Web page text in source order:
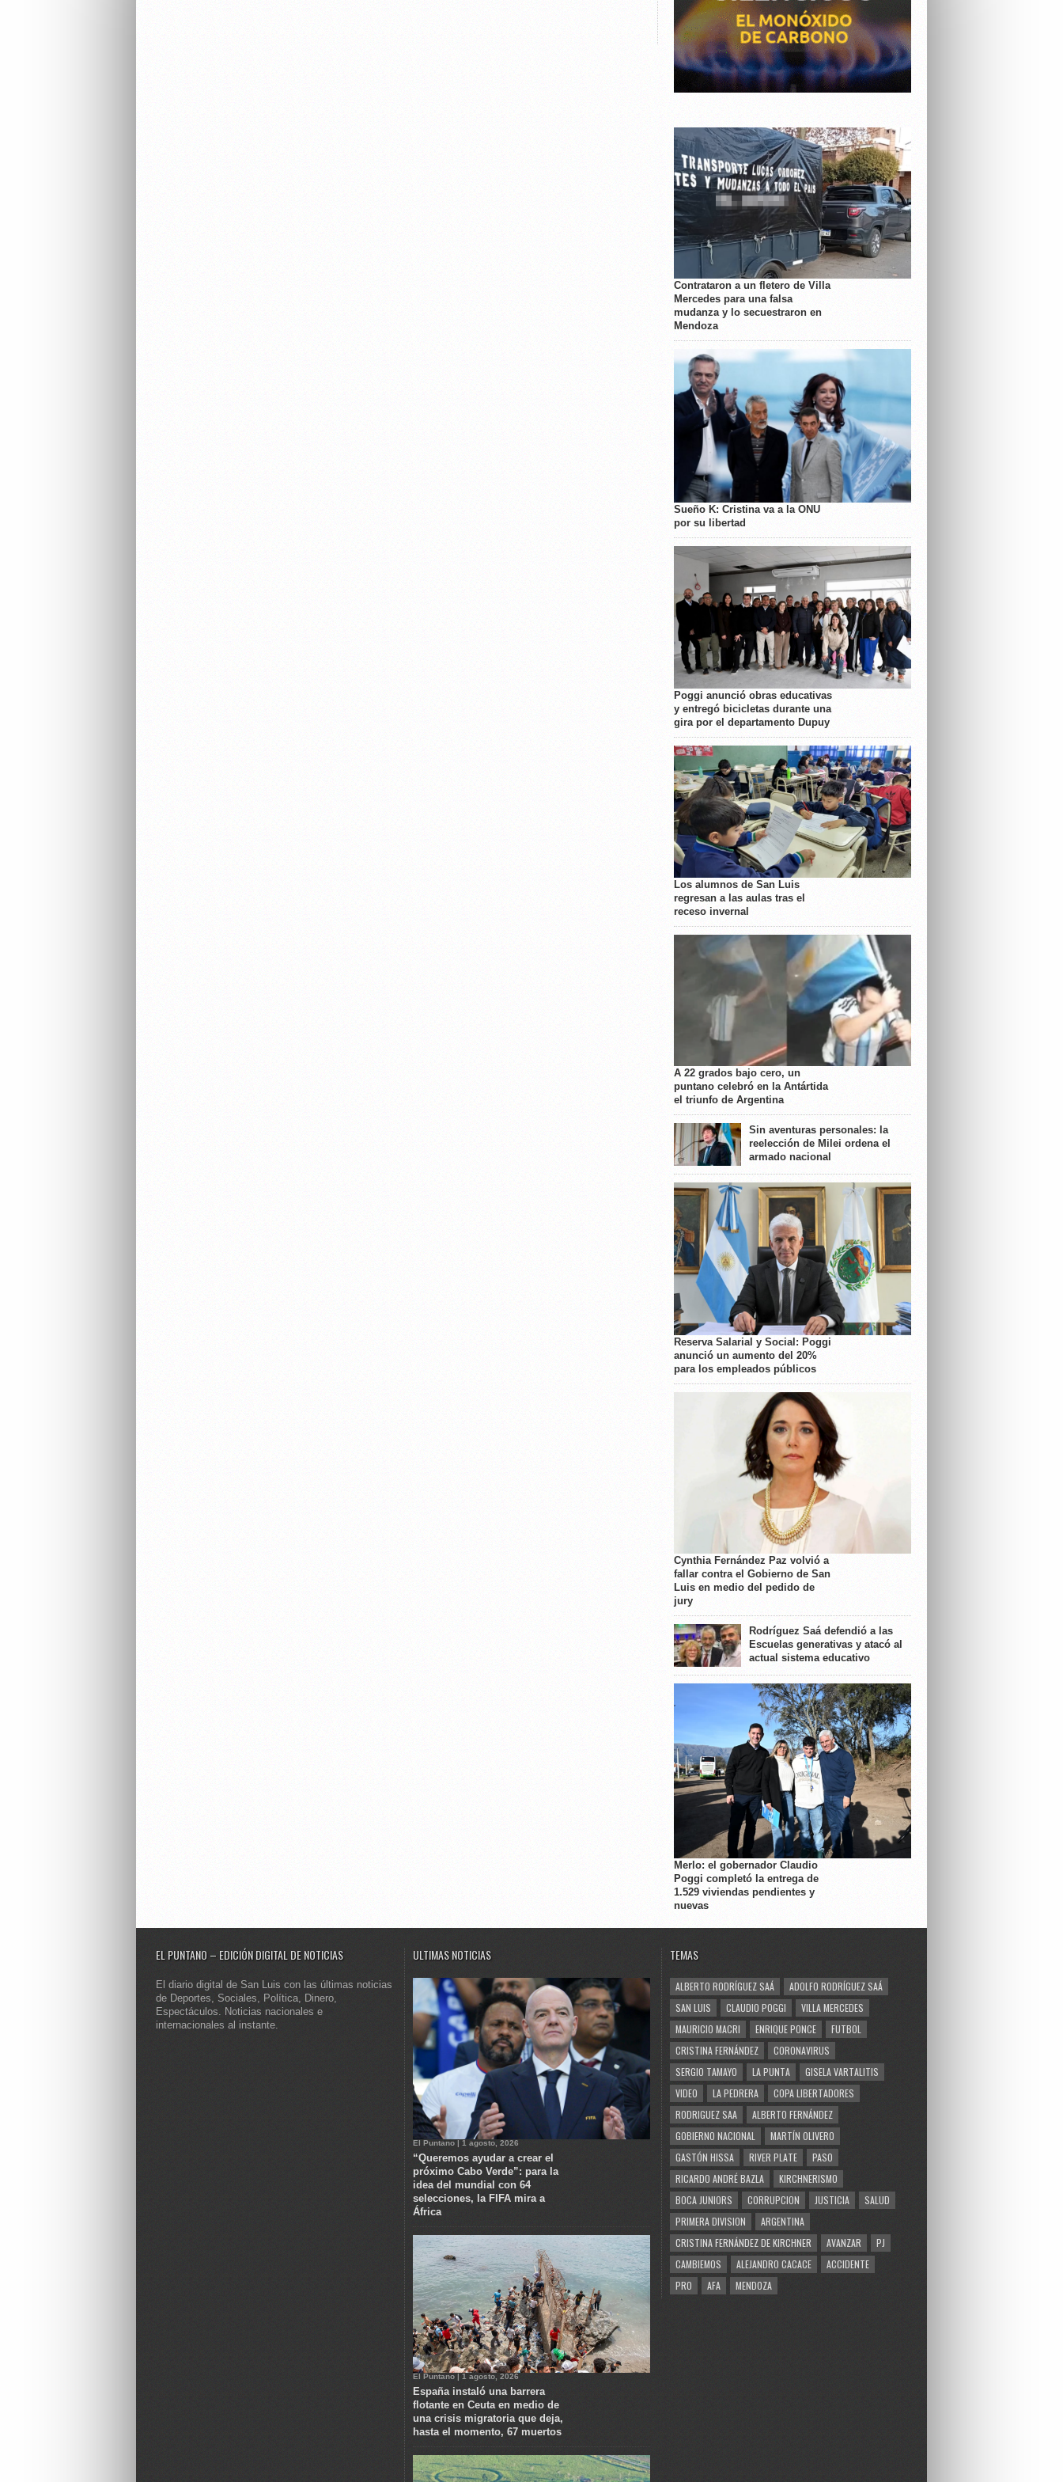
Contrataron a un fletero de Villa
Mercedes para una falsa
mudanza y lo secuestraron en
Mendoza
Sueño K: Cristina va a la ONU
por su libertad
Poggi anunció obras educativas
y entregó bicicletas durante una
gira por el departamento Dupuy
Los alumnos de San Luis
regresan a las aulas tras el
receso invernal
A 22 grados bajo cero, un
puntano celebró en la Antártida
el triunfo de Argentina
Sin aventuras personales: la
reelección de Milei ordena el
armado nacional
Reserva Salarial y Social: Poggi
anunció un aumento del 20%
para los empleados públicos
Cynthia Fernández Paz volvió a
fallar contra el Gobierno de San
Luis en medio del pedido de
jury
Rodríguez Saá defendió a las
Escuelas generativas y atacó al
actual sistema educativo
Merlo: el gobernador Claudio
Poggi completó la entrega de
1.529 viviendas pendientes y
nuevas
EL PUNTANO – EDICIÓN DIGITAL DE NOTICIAS
El diario digital de San Luis con las últimas noticias
de Deportes, Sociales, Política, Dinero,
Espectáculos. Noticias nacionales e
internacionales al instante.
ULTIMAS NOTICIAS
El Puntano | 1 agosto, 2026
“Queremos ayudar a crear el
próximo Cabo Verde”: para la
idea del mundial con 64
selecciones, la FIFA mira a
África
El Puntano | 1 agosto, 2026
España instaló una barrera
flotante en Ceuta en medio de
una crisis migratoria que deja,
hasta el momento, 67 muertos
TEMAS
ALBERTO RODRÍGUEZ SAÁ
ADOLFO RODRÍGUEZ SAÁ
SAN LUIS
CLAUDIO POGGI
VILLA MERCEDES
MAURICIO MACRI
ENRIQUE PONCE
FUTBOL
CRISTINA FERNÁNDEZ
CORONAVIRUS
SERGIO TAMAYO
LA PUNTA
GISELA VARTALITIS
VIDEO
LA PEDRERA
COPA LIBERTADORES
RODRIGUEZ SAA
ALBERTO FERNÁNDEZ
GOBIERNO NACIONAL
MARTÍN OLIVERO
GASTÓN HISSA
RIVER PLATE
PASO
RICARDO ANDRÉ BAZLA
KIRCHNERISMO
BOCA JUNIORS
CORRUPCION JUSTICIA
SALUD
PRIMERA DIVISION
ARGENTINA
CRISTINA FERNÁNDEZ DE KIRCHNER
AVANZAR
PJ
CAMBIEMOS
ALEJANDRO CACACE
ACCIDENTE
PRO
AFA MENDOZA